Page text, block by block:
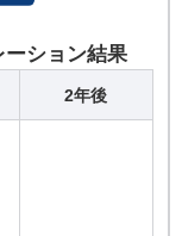
ーション結果
2年後